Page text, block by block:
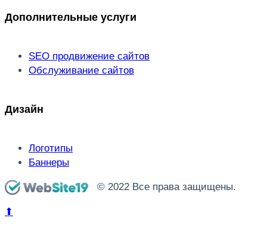
Дополнительные услуги
SEO продвижение сайтов
Обслуживание сайтов
Дизайн
Логотипы
Баннеры
© 2022 Все права защищены.
⬆